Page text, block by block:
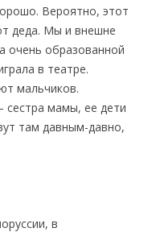
Вероятно, этот
деда. Мы и внешне
очень образованной
в театре.
мальчиков.
мамы, ее дети
там давным-давно,
в